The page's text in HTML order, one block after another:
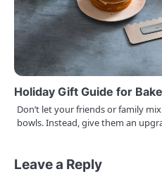
Holiday Gift Guide for
Don’t let your friends or family
bowls. Instead, give them an
Leave a Reply